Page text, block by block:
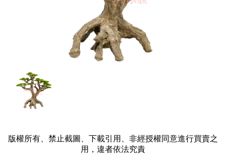
版權所有、禁止截圖、下載引用、非經授權同意進行買賣之
用，違者依法究責